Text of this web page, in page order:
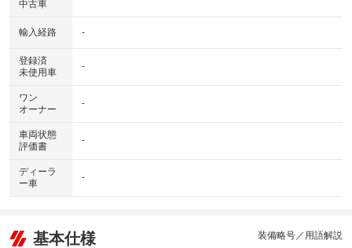
中古車
輸入経路 -
登録済
未使用車
-
ワン
オーナー
-
車両状態
評価書
-
ディーラ
ー車
-
基本仕様 装備略号／用語解説